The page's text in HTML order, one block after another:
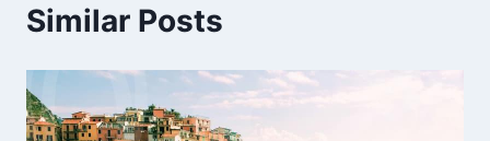
Similar Posts